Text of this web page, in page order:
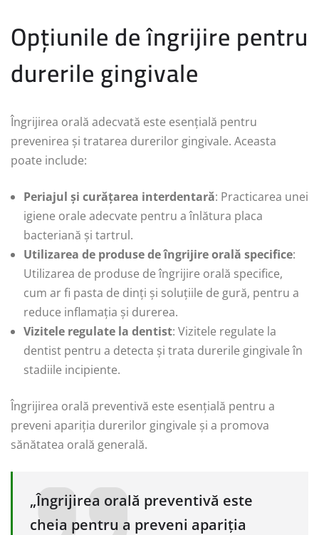
Opțiunile de îngrijire pentru
durerile gingivale
Îngrijirea orală adecvată este esențială pentru
prevenirea și tratarea durerilor gingivale. Aceasta
poate include:
Periajul și curățarea interdentară: Practicarea unei
igiene orale adecvate pentru a înlătura placa
bacteriană și tartrul.
Utilizarea de produse de îngrijire orală specifice:
Utilizarea de produse de îngrijire orală specifice,
cum ar fi pasta de dinți și soluțiile de gură, pentru a
reduce inflamația și durerea.
Vizitele regulate la dentist: Vizitele regulate la
dentist pentru a detecta și trata durerile gingivale în
stadiile incipiente.
Îngrijirea orală preventivă este esențială pentru a
preveni apariția durerilor gingivale și a promova
sănătatea orală generală.
„Îngrijirea orală preventivă este
cheia pentru a preveni apariția